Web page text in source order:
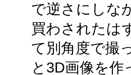
で逆さにしな
買わされたは
て別角度で撮
と3D画像を